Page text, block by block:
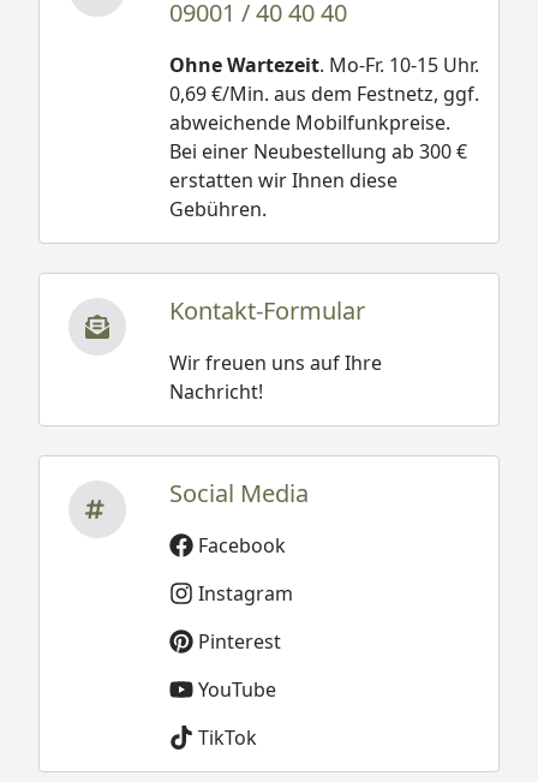
09001 / 40 40 40
Ohne Wartezeit. Mo-Fr. 10-15 Uhr.
0,69 €/Min. aus dem Festnetz, ggf.
abweichende Mobilfunkpreise.
Bei einer Neubestellung ab 300 €
erstatten wir Ihnen diese
Gebühren.
Kontakt-Formular
Wir freuen uns auf Ihre
Nachricht!
Social Media
Facebook
Instagram
Pinterest
YouTube
TikTok